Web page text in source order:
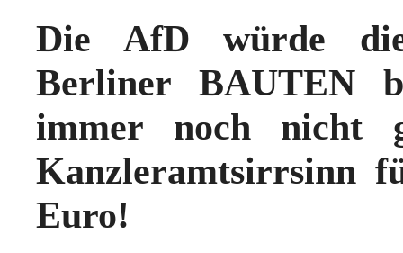
Die AfD würde
Berliner BAUTEN
immer noch nicht
Kanzleramtsirrsinn
Euro!